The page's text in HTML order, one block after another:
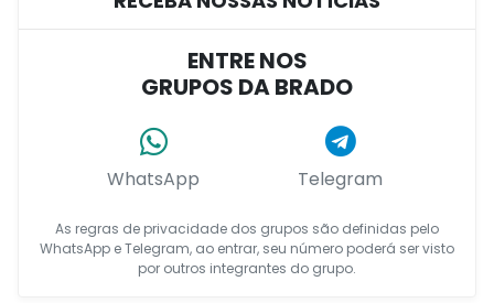
ENTRE NOS
GRUPOS DA BRADO
WhatsApp Telegram
As regras de privacidade dos grupos são definidas pelo
WhatsApp e Telegram, ao entrar, seu número poderá ser visto
por outros integrantes do grupo.